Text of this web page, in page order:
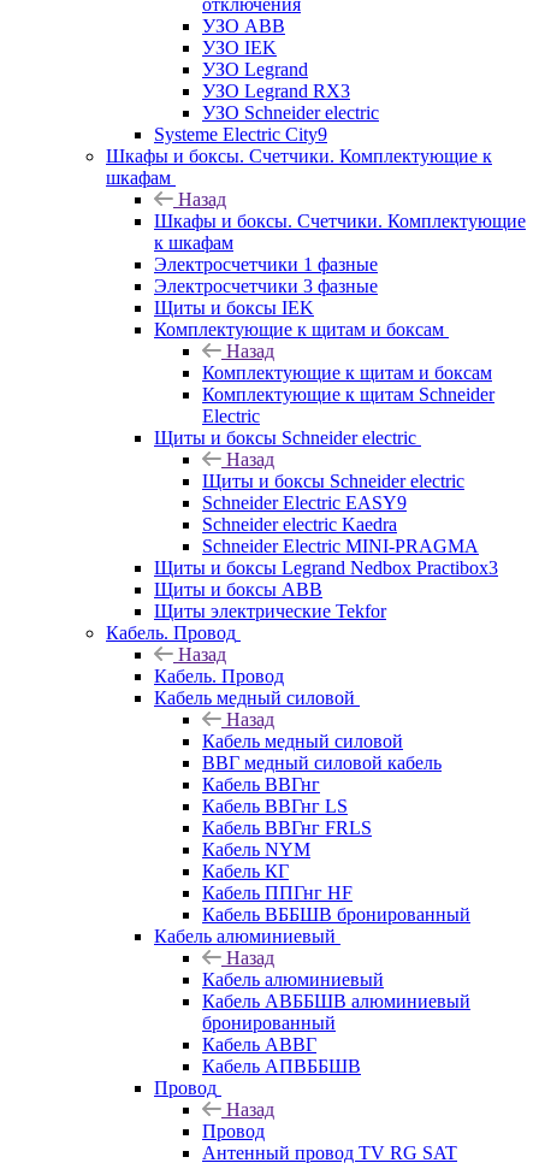
УЗО ABB
УЗО IEK
УЗО Legrand
УЗО Legrand RX3
УЗО Schneider electric
Systeme Electric City9
Шкафы и боксы. Счетчики. Комплектующие к
шкафам
Назад
Шкафы и боксы. Счетчики. Комплектующие
к шкафам
Электросчетчики 1 фазные
Электросчетчики 3 фазные
Щиты и боксы IEK
Комплектующие к щитам и боксам
Назад
Комплектующие к щитам и боксам
Комплектующие к щитам Schneider
Electric
Щиты и боксы Schneider electric
Назад
Щиты и боксы Schneider electric
Schneider Electric EASY9
Schneider electric Kaedra
Schneider Electric MINI-PRAGMA
Щиты и боксы Legrand Nedbox Practibox3
Щиты и боксы ABB
Щиты электрические Tekfor
Кабель. Провод
Назад
Кабель. Провод
Кабель медный силовой
Назад
Кабель медный силовой
ВВГ медный силовой кабель
Кабель ВВГнг
Кабель ВВГнг LS
Кабель ВВГнг FRLS
Кабель NYM
Кабель КГ
Кабель ППГнг HF
Кабель ВББШВ бронированный
Кабель алюминиевый
Назад
Кабель алюминиевый
Кабель АВББШВ алюминиевый
бронированный
Кабель АВВГ
Кабель АПВББШВ
Провод
Назад
Провод
Антенный провод TV RG SAT